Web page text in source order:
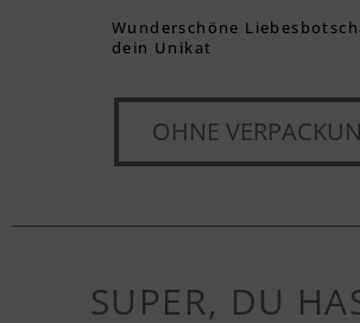
OHNE
Wunderschöne
dein Unikat
SUPER, DU